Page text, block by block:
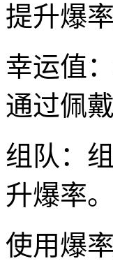
提升爆
幸运值
通过佩
组队：
升爆率。
使用爆